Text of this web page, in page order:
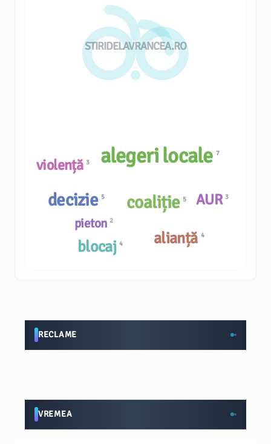
STIRIDELAVRANCEA.RO
pieton 2
AUR 3
alegeri locale7
coaliție 5
violență 3
alianță 4
blocaj4
decizie 5
RECLAME
VREMEA